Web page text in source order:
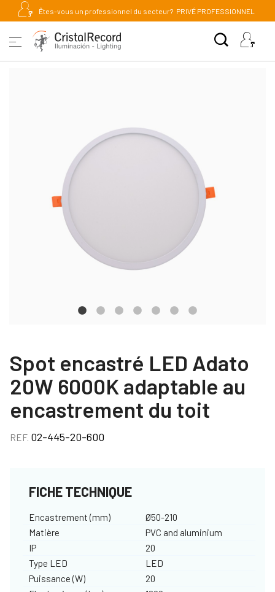
Êtes-vous un professionnel du secteur? PRIVÉ PROFESSIONNEL
Spot encastré LED Adato
20W 6000K adaptable au
encastrement du toit
REF. 02-445-20-600
FICHE TECHNIQUE
Encastrement (mm)
Ø50-210
Matière
PVC and aluminium
IP
20
Type LED
LED
Puissance (W)
20